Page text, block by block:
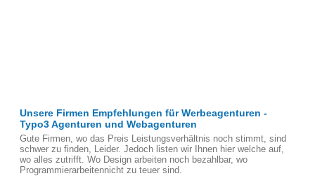
Unsere Firmen Empfehlungen für Werbeagenturen -
Typo3 Agenturen und Webagenturen
Gute Firmen, wo das Preis Leistungsverhältnis noch stimmt, sind
schwer zu finden, Leider. Jedoch listen wir Ihnen hier welche auf,
wo alles zutrifft. Wo Design arbeiten noch bezahlbar, wo
Programmierarbeitennicht zu teuer sind.